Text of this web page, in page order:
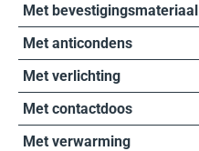
Met bevestigingsmateriaal
Met anticondens
Met verlichting
Met contactdoos
Met verwarming